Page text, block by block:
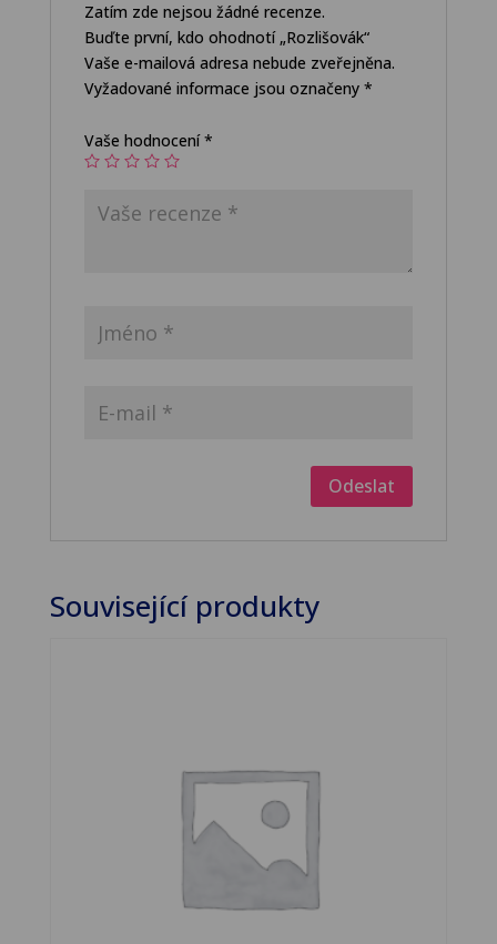
Zatím zde nejsou žádné recenze.
Buďte první, kdo ohodnotí „Rozlišovák“
Vaše e-mailová adresa nebude zveřejněna.
Vyžadované informace jsou označeny *
Vaše hodnocení*
Související produkty